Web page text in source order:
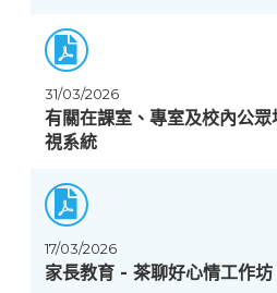
31/03/2026
有關在課室、專室及校內公
視系統
17/03/2026
家長教育 - 茶聊好心情工作坊